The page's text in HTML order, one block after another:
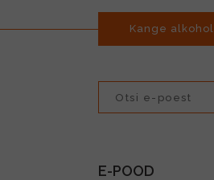
Kange alkohol
E-POOD